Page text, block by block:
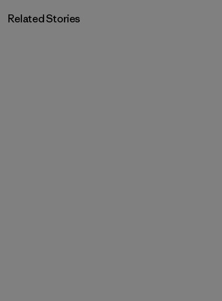
Related Stories